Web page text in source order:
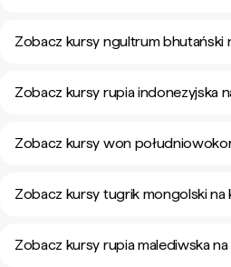
Zobacz kursy ngultrum bhutański
Zobacz kursy rupia indonezyjska
Zobacz kursy won
Zobacz kursy tugrik mongolski na
Zobacz kursy rupia malediwska